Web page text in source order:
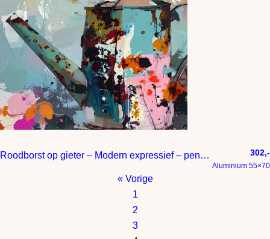
Roodborst op gieter – Modern expressief – penseelstreken en abstracte kleurige vlakken 302,-
Aluminium 55×70
« Vorige
1
2
3